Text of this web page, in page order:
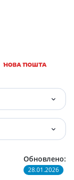
Обновлено:
28.01.2026